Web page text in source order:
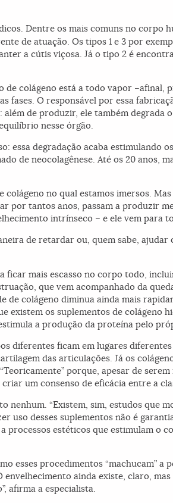
Dentre os mais comuns no corpo
de atuação. Os tipos 1 e 3 por
a cútis viçosa. Já o tipo 2 é
colágeno está a todo vapor –afinal,
O responsável por essa
de produzir, ele também degrada
nesse órgão.
essa degradação acaba estimulando
de neocolagênese. Até os 20 anos,
colágeno no qual estamos imersos.
por tantos anos, passam a produzir
intrínseco – e ele vem para
de retardar ou, quem sabe,
mais escasso no corpo todo,
que vem acompanhado da
colágeno diminua ainda mais
existem os suplementos de colágeno
a produção da proteína pelo
diferentes ficam em lugares
das articulações. Já os
porque, apesar de
um consenso de eficácia entre a
nenhum. “Existem, sim, estudos que
uso desses suplementos não é
processos estéticos que estimulam o
esses procedimentos “machucam” a
ainda existe, claro, mas
afirma a especialista.